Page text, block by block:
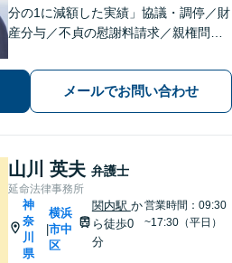
分の1に減額した実績」協議・調停／財
産分与／不貞の慰謝料請求／親権問題
ーの顧問経験豊富」土地・建物の明渡
しや賃料回収など幅広くサポート【夜
間・休日面談可】【電話相談対応】
メールでお問い合わせ
山川 英夫 弁護士
延命法律事務所
神
奈
川
県
横浜
市中
区
関内駅 か
ら徒歩0
分
営業時間：09:30
~17:30（平日）